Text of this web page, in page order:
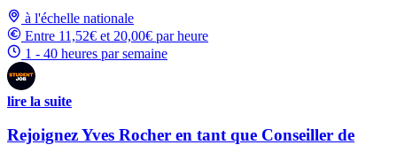
à l'échelle nationale
Entre 11,52€ et 20,00€ par heure
1 - 40 heures par semaine
lire la suite
Rejoignez Yves Rocher en tant que Conseiller de